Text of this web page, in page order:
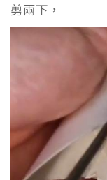
剪兩下，